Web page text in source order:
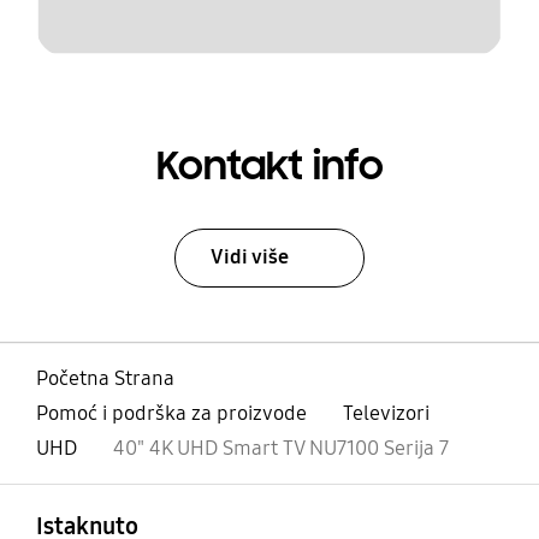
Kontakt info
Vidi više
Početna Strana
Pomoć i podrška za proizvode
Televizori
UHD
40" 4K UHD Smart TV NU7100 Serija 7
Istaknuto